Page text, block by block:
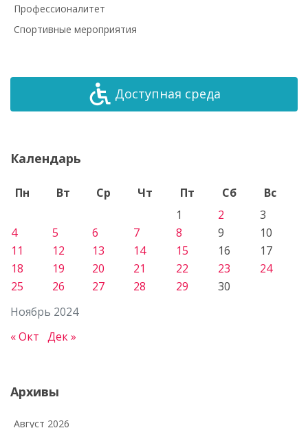
Профессионалитет
Спортивные мероприятия
Доступная среда
Календарь
Ноябрь 2024
Пн Вт Ср Чт Пт Сб
Вс
1
2
3
4
5 6 7 8 9
10
11
12 13 14 15 16
17
18
19 20 21 22 23
24
25
26 27 28 29 30
« Окт Дек »
Архивы
Август 2026